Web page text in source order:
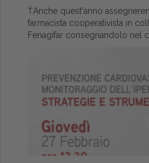
ŤAnche quest'anno
farmacista cooperativista in
Fenagifar consegnandolo nel